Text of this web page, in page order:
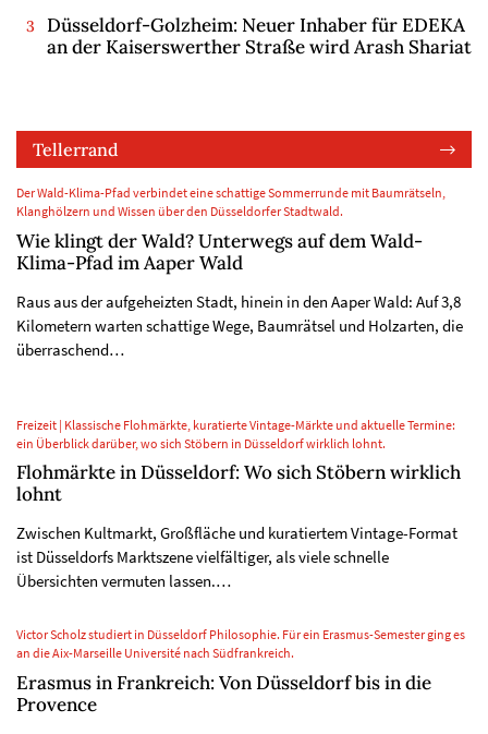
Düsseldorf-Golzheim: Neuer Inhaber für EDEKA
an der Kaiserswerther Straße wird Arash Shariat
Tellerrand
Der Wald-Klima-Pfad verbindet eine schattige Sommerrunde mit Baumrätseln,
Klanghölzern und Wissen über den Düsseldorfer Stadtwald.
Wie klingt der Wald? Unterwegs auf dem Wald-
Klima-Pfad im Aaper Wald
Raus aus der aufgeheizten Stadt, hinein in den Aaper Wald: Auf 3,8
Kilometern warten schattige Wege, Baumrätsel und Holzarten, die
überraschend…
Freizeit | Klassische Flohmärkte, kuratierte Vintage-Märkte und aktuelle Termine:
ein Überblick darüber, wo sich Stöbern in Düsseldorf wirklich lohnt.
Flohmärkte in Düsseldorf: Wo sich Stöbern wirklich
lohnt
Zwischen Kultmarkt, Großfläche und kuratiertem Vintage-Format
ist Düsseldorfs Marktszene vielfältiger, als viele schnelle
Übersichten vermuten lassen.…
Victor Scholz studiert in Düsseldorf Philosophie. Für ein Erasmus-Semester ging es
an die Aix-Marseille Université nach Südfrankreich.
Erasmus in Frankreich: Von Düsseldorf bis in die
Provence